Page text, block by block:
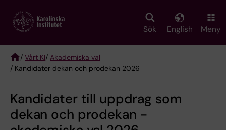
main
Sök English Meny
Breadcrumb
/ Vårt KI/ Akademiska val
/ Kandidater dekan och prodekan 2026
Kandidater till uppdrag som
dekan och prodekan -